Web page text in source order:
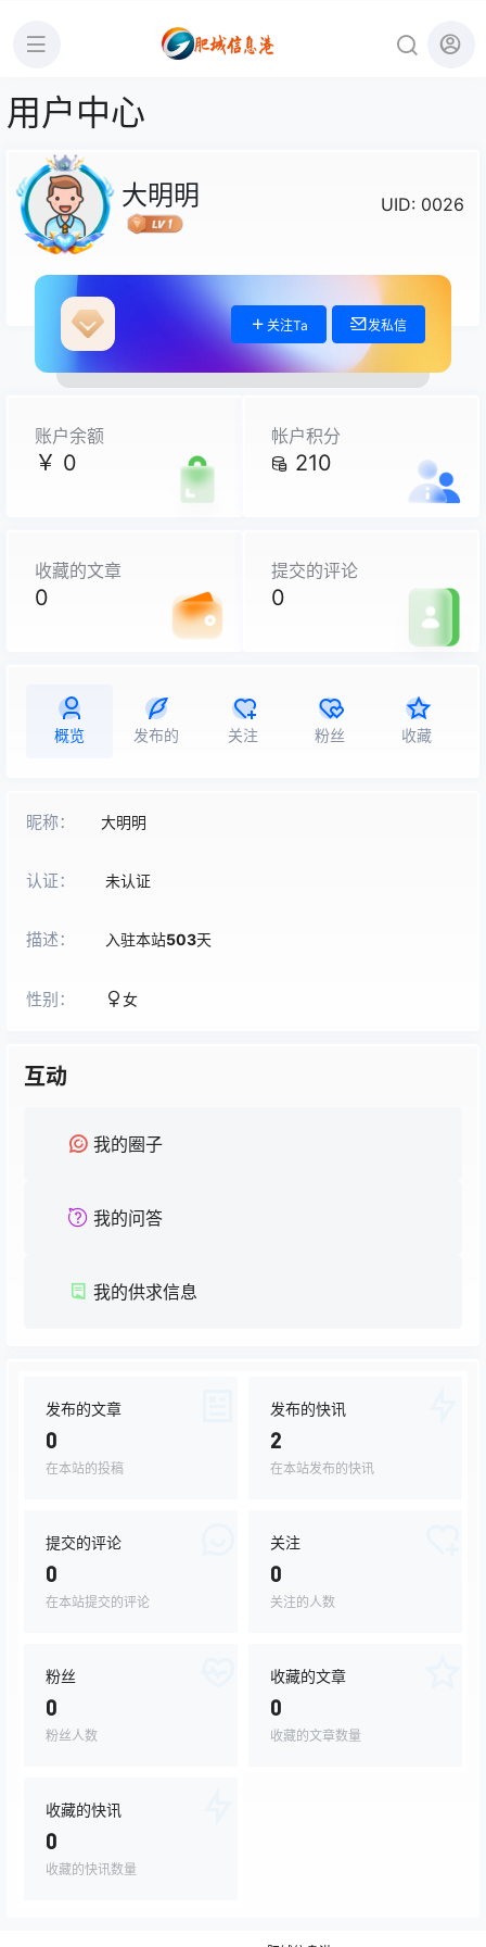
用户中心
大明明 UID: 0026
关注Ta 发私信
账户余额
￥ 0
帐户积分
210
收藏的文章
0
提交的评论
0
概览 发布的 关注 粉丝 收藏
昵称： 大明明
认证： 未认证
描述： 入驻本站503天
性别： 女
互动
我的圈子
我的问答
我的供求信息
发布的文章
0
在本站的投稿
发布的快讯
2
在本站发布的快讯
提交的评论
0
在本站提交的评论
关注
0
关注的人数
粉丝
0
粉丝人数
收藏的文章
0
收藏的文章数量
收藏的快讯
0
收藏的快讯数量